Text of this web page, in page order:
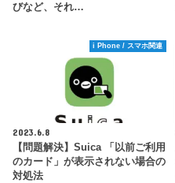
びなど、それ…
i Phone / スマホ関連
2023.6.8
【問題解決】Suica 「以前ご利用
のカード」が表示されない場合の
対処法